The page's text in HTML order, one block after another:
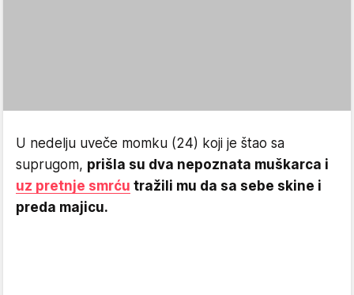
U nedelju uveče momku (24) koji je štao sa
suprugom, prišla su dva nepoznata muškarca i
uz pretnje smrću tražili mu da sa sebe skine i
preda majicu.